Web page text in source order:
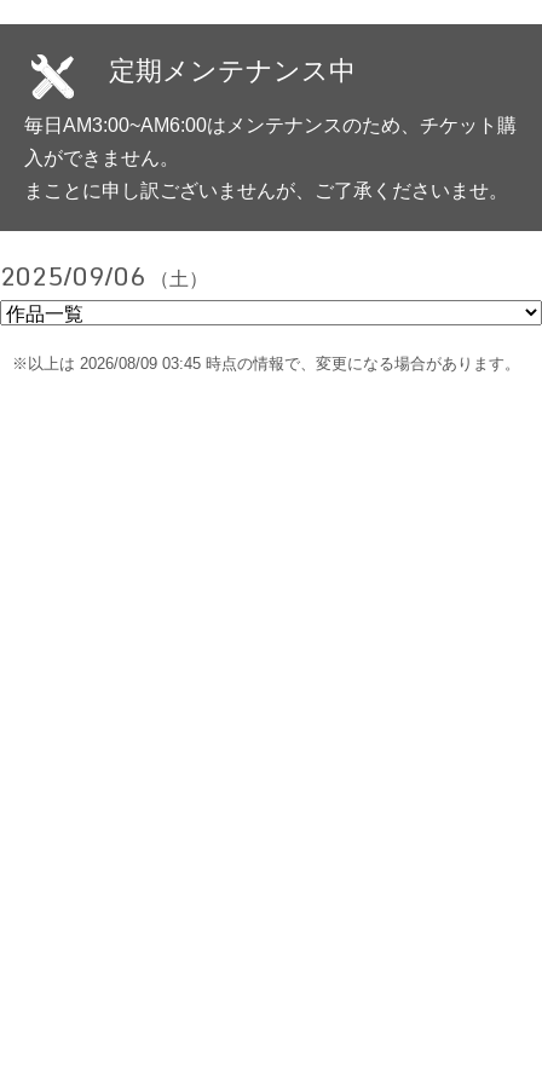
定期メンテナンス中
毎日AM3:00~AM6:00はメンテナンスのため、チケット購
入ができません。
まことに申し訳ございませんが、ご了承くださいませ。
2025/09/06 （土）
※以上は 2026/08/09 03:45 時点の情報で、変更になる場合があります。